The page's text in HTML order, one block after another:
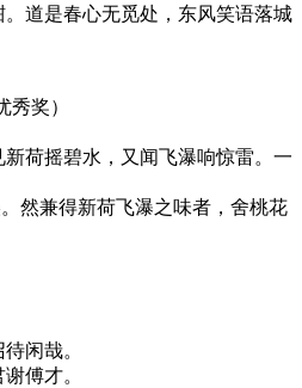
道是春心无觅处，东风笑语落城
秀奖）
荷摇碧水，又闻飞瀑响惊雷。一
然兼得新荷飞瀑之味者，舍桃花
闲哉。
傅才。